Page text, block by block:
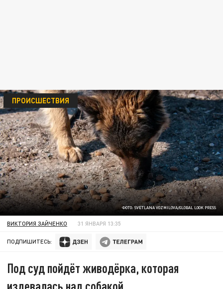
ФОТО: SVETLANA VOZMILOVA/GLOBAL LOOK PRESS
ПРОИСШЕСТВИЯ
ВИКТОРИЯ ЗАЙЧЕНКО 31 ЯНВАРЯ 13:35
ПОДПИШИТЕСЬ:
Под суд пойдёт живодёрка, которая
издевалась над собакой